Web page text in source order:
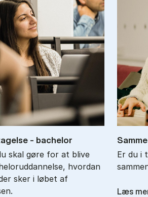
- ba­chel­or
skal gøre for at blive
hvordan
sker i løbet af
Er du i
Læs